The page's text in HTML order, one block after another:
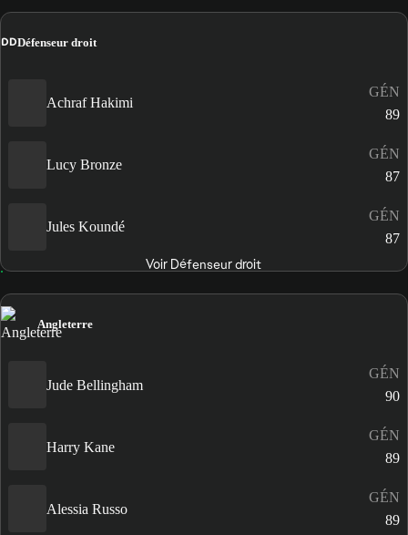
DDDéfenseur droit
Achraf Hakimi
GÉN
89
Lucy Bronze
GÉN
87
Jules Koundé
GÉN
87
Voir Défenseur droit
Angleterre
Jude Bellingham
GÉN
90
Harry Kane
GÉN
89
Alessia Russo
GÉN
89